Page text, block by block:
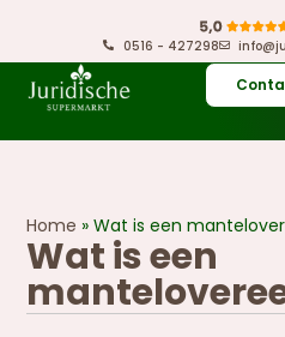
0516 - 427298
Home »Wat is een
Wat is een